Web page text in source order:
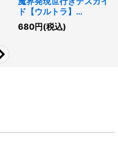
ド【ウルトラ】
{RD/KP25-JP030}
《RDモンスター》
680円(税込)